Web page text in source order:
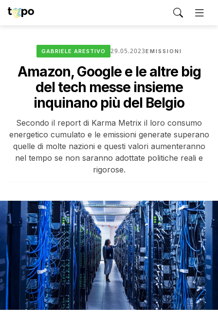
GABRIELE ARESTIVO 29.05.2023EMISSIONI
Amazon, Google e le altre big
del tech messe insieme
inquinano più del Belgio
Secondo il report di Karma Metrix il loro consumo
energetico cumulato e le emissioni generate superano
quelle di molte nazioni e questi valori aumenteranno
nel tempo se non saranno adottate politiche reali e
rigorose.